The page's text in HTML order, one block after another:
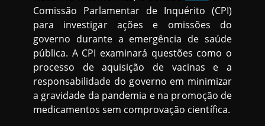
Comissão Parlamentar de Inquérito (CPI)
para investigar ações e omissões do
governo durante a emergência de saúde
pública. A CPI examinará questões como o
processo de aquisição de vacinas e a
responsabilidade do governo em minimizar
a gravidade da pandemia e na promoção de
medicamentos sem comprovação científica.